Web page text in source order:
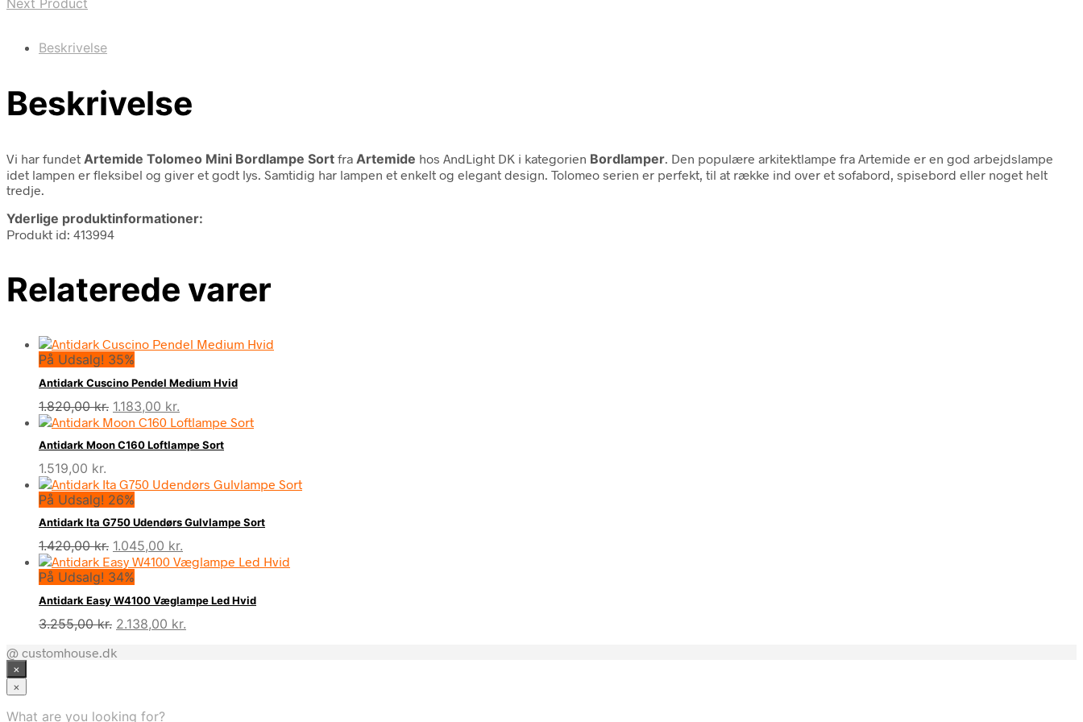
Beskrivelse
Beskrivelse
Vi har fundet Artemide Tolomeo Mini Bordlampe Sort fra Artemide hos AndLight DK i kategorien Bordlamper . Den populære arkitektlampe fra Artemide er en god arbejdslampe
idet lampen er fleksibel og giver et godt lys. Samtidig har lampen et enkelt og elegant design. Tolomeo serien er perfekt, til at række ind over et sofabord, spisebord eller noget helt
tredje.
Yderlige produktinformationer:
Produkt id: 413994
Relaterede varer
På Udsalg! 35%
Antidark Cuscino Pendel Medium Hvid
1.820,00kr. Den
oprindelige
pris
var:
1.183,00 kr.
aktuelle
er:
Antidark Moon C160 Loftlampe Sort
1.519,00 kr.
På Udsalg! 26%
Antidark Ita G750 Udendørs Gulvlampe Sort
1.420,00kr. Den
oprindelige
pris
var:
1.420,00 kr..
1.045,00 kr.
aktuelle
1.045,00 kr..
På Udsalg! 34%
Antidark Easy W4100 Væglampe Led Hvid
3.255,00kr. Den
pris
2.138,00 kr.
@ customhouse.dk
×
×
What are you looking for?